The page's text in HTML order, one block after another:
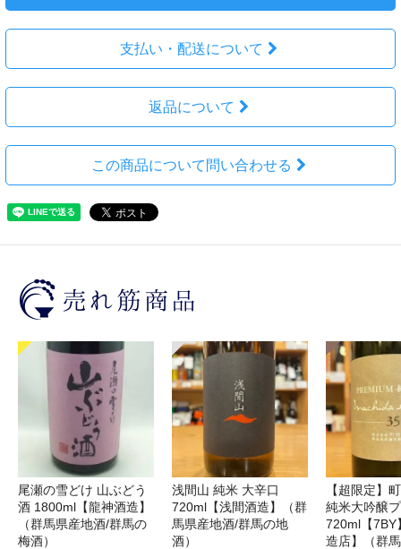
支払い・配送について
返品について
この商品について問い合わせる
尾瀬の雪どけ 山ぶどう
酒 1800ml【龍神酒造】
（群馬県産地酒/群馬の
梅酒）
浅間山 純米 大辛口
720ml【浅間酒造】（群
馬県産地酒/群馬の地
酒）
【超限定】
純米大吟醸
720ml【7BY
造店】（群